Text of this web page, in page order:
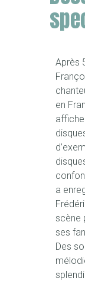
Après
en
a
scène
ses
Des